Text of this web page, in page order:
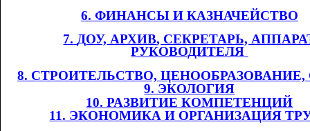
6. ФИНАНСЫ И КАЗНАЧЕЙСТВО
7. ​​ДОУ, ​​ АРХИВ, СЕКРЕТАРЬ,
РУКОВОДИТЕЛЯ
8. СТРОИТЕЛЬСТВО,
9. ЭКОЛОГИЯ
10. РАЗВИТИЕ КОМПЕТЕНЦИЙ
11. ЭКОНОМИКА И ОРГАНИЗАЦИЯ